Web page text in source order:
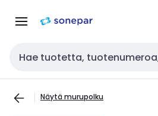
navigointiinsisältöön
Haku
Näytä murupolku